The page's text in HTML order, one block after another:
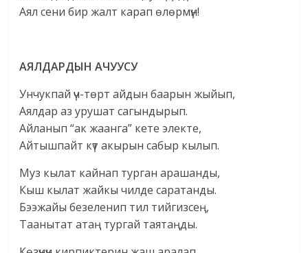
Аял сени бир жалт карап өлөрмүн!
АЯЛДАРДЫН АЧУУСУ
Унчукпай үч-төрт айдын баарын жыйып,
Аялдар аз урушат сагындырып.
Айланып “ак жаанга” кете электе,
Айтышпайт күт акырын сабыр кылып.
Муз кылат кайнап турган арашанды,
Кыш кылат жайкы чилде саратанды.
Бээжайы безеленип тил тийгизсең,
Таанытат атаң тургай таятаңды.